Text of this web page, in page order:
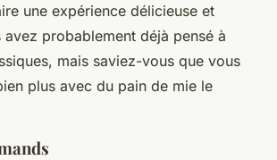
une expérience délicieuse et
avez probablement déjà pensé à
mais saviez-vous que vous
plus avec du pain de mie le